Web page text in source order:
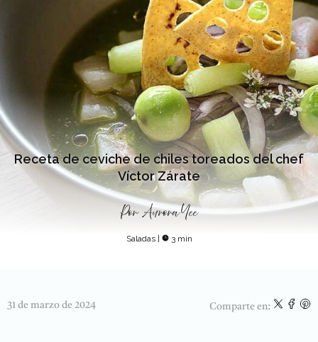
Receta de ceviche de chiles toreados del chef
Víctor Zárate
Por Aurora Yee
Saladas 3 min
31 de marzo de 2024 Comparte en: